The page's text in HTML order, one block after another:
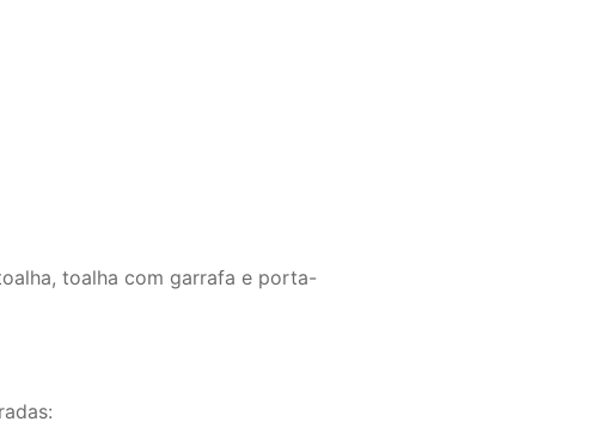
toalha com garrafa e porta-